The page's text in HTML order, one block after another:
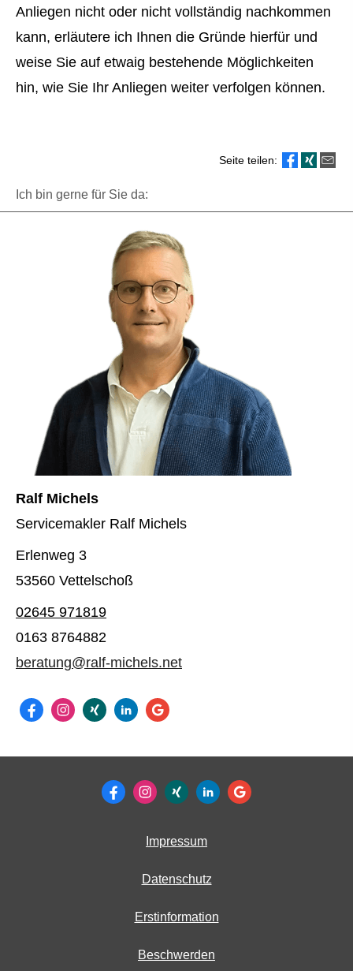
Anliegen nicht oder nicht vollständig nachkommen
kann, erläutere ich Ihnen die Gründe hierfür und
weise Sie auf etwaig bestehende Möglichkeiten
hin, wie Sie Ihr Anliegen weiter verfolgen können.
Seite teilen:
Ich bin gerne für Sie da:
Ralf Michels
Servicemakler Ralf Michels
Erlenweg 3
53560 Vettelschoß
02645 971819
0163 8764882
beratung@ralf-michels.net
Impressum
Datenschutz
Erstinformation
Beschwerden